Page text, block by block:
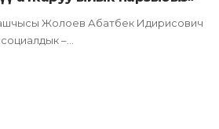
Жолоев Абатбек Идирисович
социалдык –…